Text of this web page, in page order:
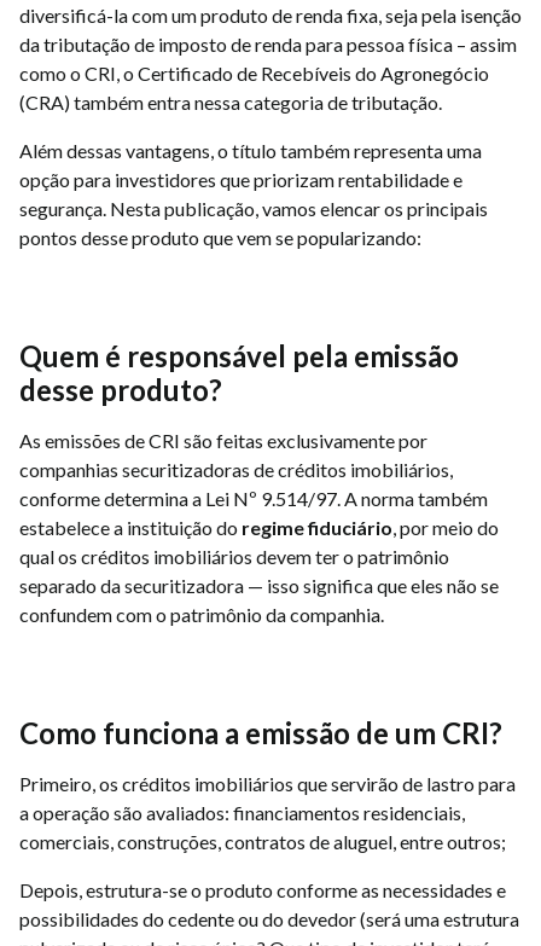
diversificá-la com um produto de renda fixa, seja pela isenção
da tributação de imposto de renda para pessoa física – assim
como o CRI, o Certificado de Recebíveis do Agronegócio
(CRA) também entra nessa categoria de tributação.
Além dessas vantagens, o título também representa uma
opção para investidores que priorizam rentabilidade e
segurança. Nesta publicação, vamos elencar os principais
pontos desse produto que vem se popularizando:
Quem é responsável pela emissão
desse produto?
As emissões de CRI são feitas exclusivamente por
companhias securitizadoras de créditos imobiliários,
conforme determina a Lei Nº 9.514/97. A norma também
estabelece a instituição do regime fiduciário, por meio do
qual os créditos imobiliários devem ter o patrimônio
separado da securitizadora — isso significa que eles não se
confundem com o patrimônio da companhia.
Como funciona a emissão de um CRI?
Primeiro, os créditos imobiliários que servirão de lastro para
a operação são avaliados: financiamentos residenciais,
comerciais, construções, contratos de aluguel, entre outros;
Depois, estrutura-se o produto conforme as necessidades e
possibilidades do cedente ou do devedor (será uma estrutura